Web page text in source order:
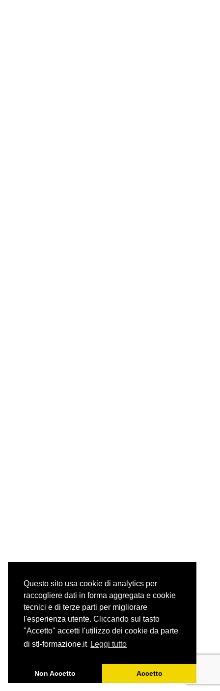
Questo sito usa cookie di analytics per
raccogliere dati in forma aggregata e cookie
tecnici e di terze parti per migliorare
l'esperienza utente. Cliccando sul tasto
"Accetto" accetti l'utilizzo dei cookie da parte
di stl-formazione.it Leggi tutto
Non Accetto Accetto